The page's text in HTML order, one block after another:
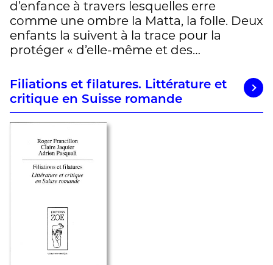
d’enfance à travers lesquelles erre
comme une ombre la Matta, la folle. Deux
enfants la suivent à la trace pour la
protéger « d’elle-même et des…
Filiations et filatures. Littérature et
critique en Suisse romande